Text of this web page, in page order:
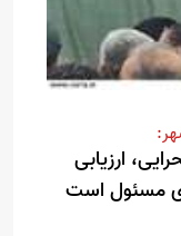
ارزیابی
مسئول است